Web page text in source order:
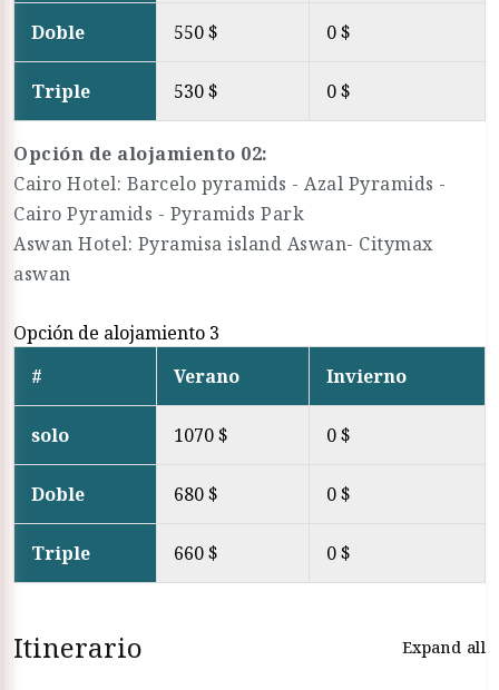
Doble 550 $ 0 $
Triple 530 $ 0 $
Opción de alojamiento 02:
Cairo Hotel: Barcelo pyramids - Azal Pyramids -
Cairo Pyramids - Pyramids Park
Aswan Hotel: Pyramisa island Aswan- Citymax
aswan
Opción de alojamiento 3
#
Verano Invierno
solo 1070 $ 0 $
Doble 680 $ 0 $
Triple 660 $ 0 $
Itinerario Expand all